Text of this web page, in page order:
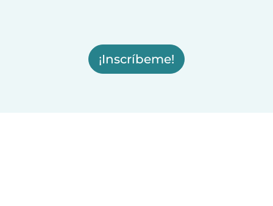
¡Inscríbeme!